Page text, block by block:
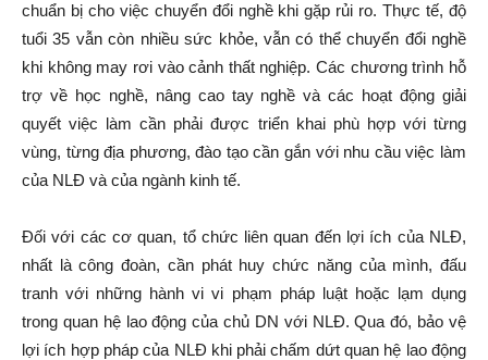
chuẩn bị cho việc chuyển đổi nghề khi gặp rủi ro. Thực tế, độ
tuổi 35 vẫn còn nhiều sức khỏe, vẫn có thể chuyển đổi nghề
khi không may rơi vào cảnh thất nghiệp. Các chương trình hỗ
trợ về học nghề, nâng cao tay nghề và các hoạt động giải
quyết việc làm cần phải được triển khai phù hợp với từng
vùng, từng địa phương, đào tạo cần gắn với nhu cầu việc làm
của NLĐ và của ngành kinh tế.
Đối với các cơ quan, tổ chức liên quan đến lợi ích của NLĐ,
nhất là công đoàn, cần phát huy chức năng của mình, đấu
tranh với những hành vi vi phạm pháp luật hoặc lạm dụng
trong quan hệ lao động của chủ DN với NLĐ. Qua đó, bảo vệ
lợi ích hợp pháp của NLĐ khi phải chấm dứt quan hệ lao động